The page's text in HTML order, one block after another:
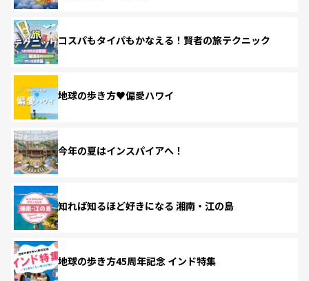
コスパもタイパもかなえる！賢者の旅テクニック
地球の歩き方♥偏愛ハワイ
今年の夏はインスパイアへ！
知れば知るほど好きになる 湘南・江の島
地球の歩き方45周年記念 インド特集